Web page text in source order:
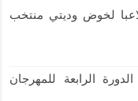
يستدعي 30 لاعبا لخوض وديتي منتخب
الرابعة للمهرجان